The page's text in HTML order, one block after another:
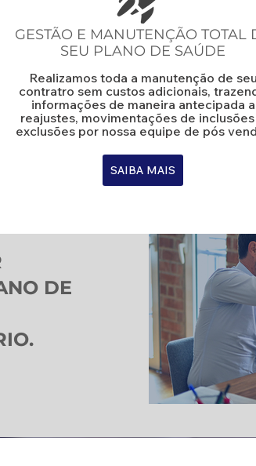
GESTÃO E MANUTENÇÃO TOTAL
SEU PLANO DE SAÚDE
Realizamos toda a manutenção de seu
contratro sem custos adicionais,
informações de maneira antecipada a
reajustes, movimentações de
exclusões por nossa equipe de pós
SAIBA MAIS
DE